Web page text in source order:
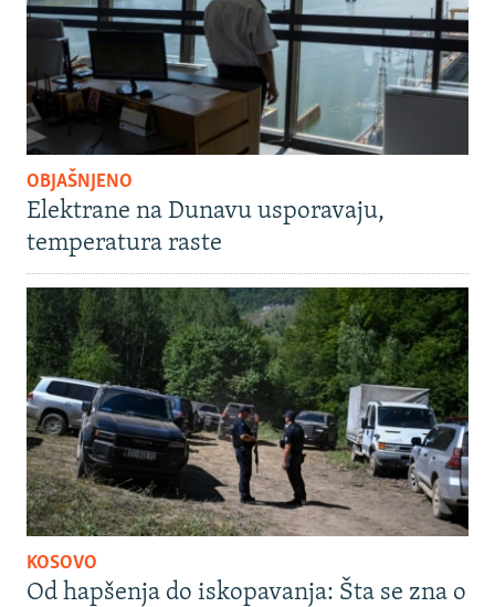
OBJAŠNJENO
Elektrane na Dunavu usporavaju,
temperatura raste
KOSOVO
Od hapšenja do iskopavanja: Šta se zna o